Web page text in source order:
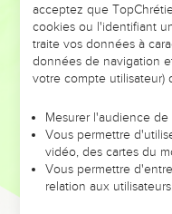
DE
ET SI LEURS
leur foi ou leur vision.
et les saisons difficiles
sont elles
Dans cette conférence,
acceptez que
cookies ou l'identifiant
traite vos données à
données de navigation
votre compte utilisateur)
Mesurer l'audience
Vous permettre
vidéo, des cartes du
Vous permettre
relation aux utilisateurs.